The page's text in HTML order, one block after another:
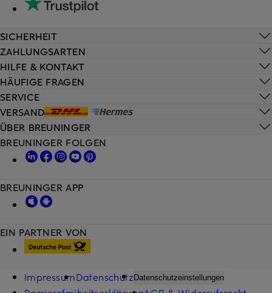
HILFE & KONTAKT
HÄUFIGE FRAGEN
SERVICE
VERSAND
SICHERHEIT
ZAHLUNGSARTEN
ÜBER BREUNINGER
EIN PARTNER VON
BREUNINGER FOLGEN
BREUNINGER APP
ImpressumDatenschutzDatenschutzeinstellungen